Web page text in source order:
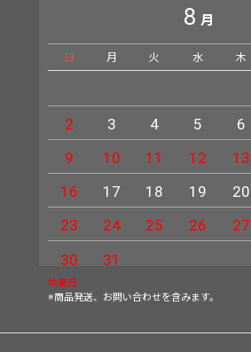
8 月
日 月 火 水 木
2
3 4 5 6
9
10 11 12 13
16
17 18 19 20
23
24 25 26 27
30
31
休業日
※商品発送、お問い合わせを含みます。